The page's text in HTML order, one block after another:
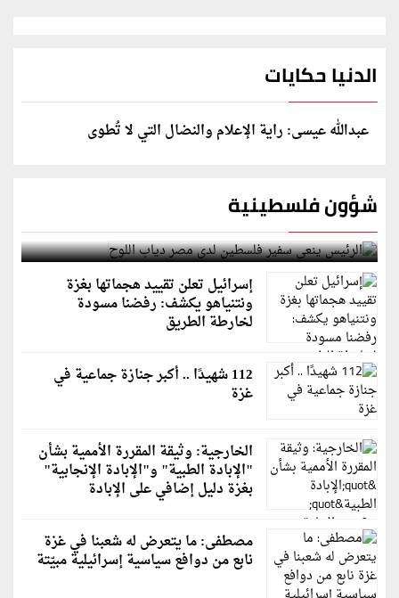
الدنيا حكايات
عبدالله عيسى: راية الإعلام والنضال التي لا تُطوى
شؤون فلسطينية
الرئيس ينعى سفير فلسطين لدى مصر دياب اللوح
إسرائيل تعلن تقييد هجماتها بغزة
ونتنياهو يكشف: رفضنا مسودة
لخارطة الطريق
112 شهيدًا .. أكبر جنازة جماعية في
غزة
الخارجية: وثيقة المقررة الأممية بشأن
"الإبادة الطبية" و"الإبادة الإنجابية"
بغزة دليل إضافي على الإبادة
مصطفى: ما يتعرض له شعبنا في غزة
نابع من دوافع سياسية إسرائيلية مبيّتة